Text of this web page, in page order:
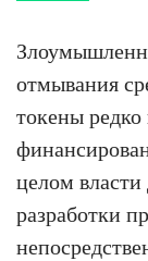
отмывания
токены редко
целом
разработки